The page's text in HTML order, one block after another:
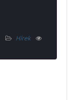
Hírek